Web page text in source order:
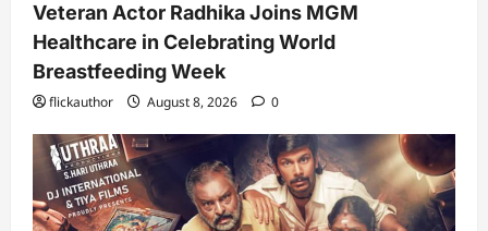
Veteran Actor Radhika Joins MGM
Healthcare in Celebrating World
Breastfeeding Week
flickauthor August 8, 2026 0